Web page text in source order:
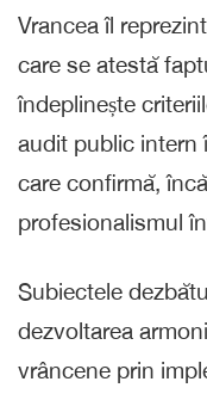
Vrancea îl
care se atestă
îndeplinește
audit public intern
care confirmă,
profesionalismul
Subiectele
dezvoltarea
vrâncene prin